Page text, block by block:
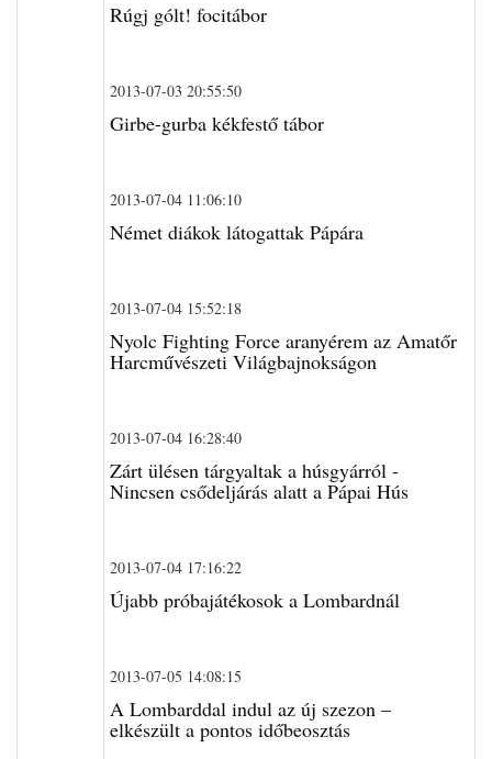
Rúgj gólt! focitábor
2013-07-03 20:55:50
Girbe-gurba kékfestő tábor
2013-07-04 11:06:10
Német diákok látogattak Pápára
2013-07-04 15:52:18
Nyolc Fighting Force aranyérem az Amatőr
Harcművészeti Világbajnokságon
2013-07-04 16:28:40
Zárt ülésen tárgyaltak a húsgyárról -
Nincsen csődeljárás alatt a Pápai Hús
2013-07-04 17:16:22
Újabb próbajátékosok a Lombardnál
2013-07-05 14:08:15
A Lombarddal indul az új szezon –
elkészült a pontos időbeosztás